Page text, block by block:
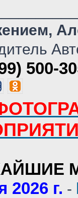
500-
2026 г. -